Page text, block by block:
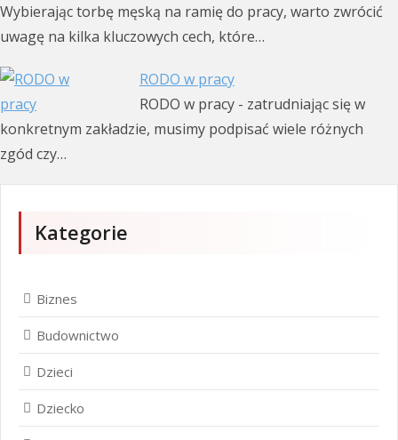
Wybierając torbę męską na ramię do pracy, warto zwrócić
uwagę na kilka kluczowych cech, które…
RODO w pracy
RODO w pracy - zatrudniając się w
konkretnym zakładzie, musimy podpisać wiele różnych
zgód czy…
Kategorie
Biznes
Budownictwo
Dzieci
Dziecko